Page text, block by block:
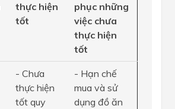
thực hiện
tốt
phục những
việc chưa
thực hiện
tốt
- Chưa
thực hiện
tốt quy
- Hạn chế
mua và sử
dụng đồ ăn